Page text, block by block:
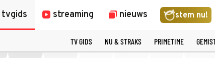
tvgids streaming nieuws stem nu!
TV GIDS NU & STRAKS PRIMETIME